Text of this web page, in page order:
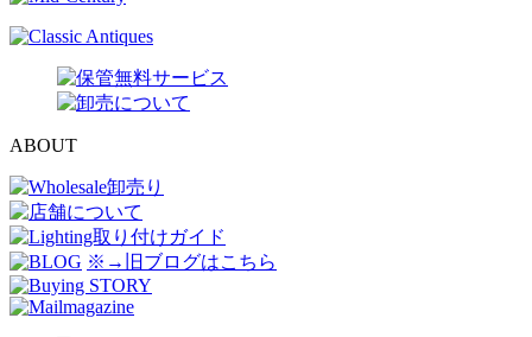
ABOUT
※→旧ブログはこちら